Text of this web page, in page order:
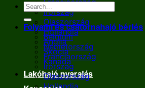
Franciaország
Írország
Olaszország
Hollandia
Anglia
Skócia
Kanada
Lakóhajó nyaralás
Folyami és csatornahajó bérlés
Belgium
Németország
Franciaország
Írország
Olaszország
Hollandia